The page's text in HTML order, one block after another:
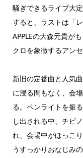
騒ぎできるライブ大
すると、ラストは「
APPLEの大森元貴が
クロを象徴するアン
新旧の定番曲と人気
に浸る間もなく、会
る。ペンライトを振
し出される中、チビ
れ、会場中がほっこ
うすっかりおなじみ